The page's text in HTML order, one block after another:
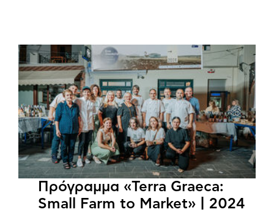
Πρόγραμμα «Terra Graeca:
Small Farm to Market» | 2024